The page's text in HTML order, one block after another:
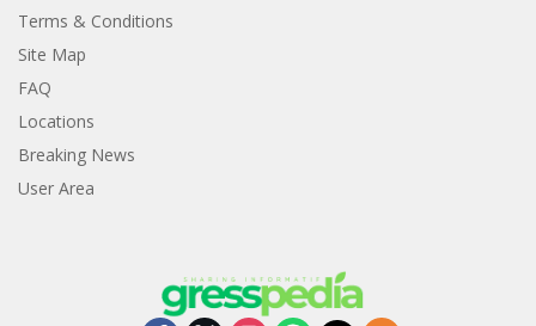
Terms & Conditions
Site Map
FAQ
Locations
Breaking News
User Area